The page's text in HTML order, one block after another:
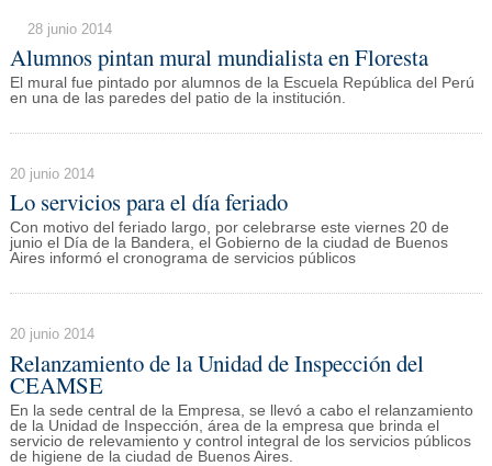
28 junio 2014
Alumnos pintan mural mundialista en Floresta
El mural fue pintado por alumnos de la Escuela República del Perú
en una de las paredes del patio de la institución.
20 junio 2014
Lo servicios para el día feriado
Con motivo del feriado largo, por celebrarse este viernes 20 de
junio el Día de la Bandera, el Gobierno de la ciudad de Buenos
Aires informó el cronograma de servicios públicos
20 junio 2014
Relanzamiento de la Unidad de Inspección del
CEAMSE
En la sede central de la Empresa, se llevó a cabo el relanzamiento
de la Unidad de Inspección, área de la empresa que brinda el
servicio de relevamiento y control integral de los servicios públicos
de higiene de la ciudad de Buenos Aires.